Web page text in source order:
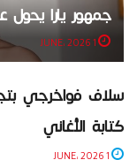
جمهور يارا
سلاف فواخرجي
كتابة الأغاني